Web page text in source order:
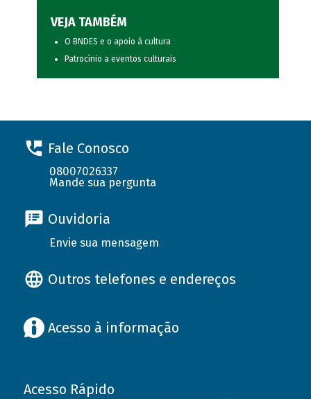
VEJA TAMBÉM
O BNDES e o apoio à cultura
Patrocínio a eventos culturais
Fale Conosco
08007026337
Mande sua pergunta
Ouvidoria
Envie sua mensagem
Outros telefones e endereços
Acesso à informação
Acesso Rápido